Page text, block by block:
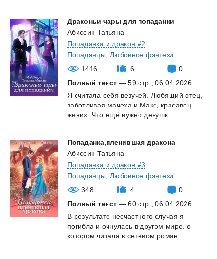
Драконьи чары для попаданки
Абиссин Татьяна
Попаданка и дракон #2
Попаданцы
Любовное фэнтези
1416
6
0
Полный текст — 59 стр., 06.04.2026
Я считала себя везучей. Любящий отец,
заботливая мачеха и Макс, красавец—
жених. Что ещё нужно девушк...
Попаданка,пленившая дракона
Абиссин Татьяна
Попаданка и дракон #3
Попаданцы
Любовное фэнтези
348
4
0
Полный текст — 60 стр., 06.04.2026
В результате несчастного случая я
погибла и очнулась в другом мире, о
котором читала в сетевом роман...